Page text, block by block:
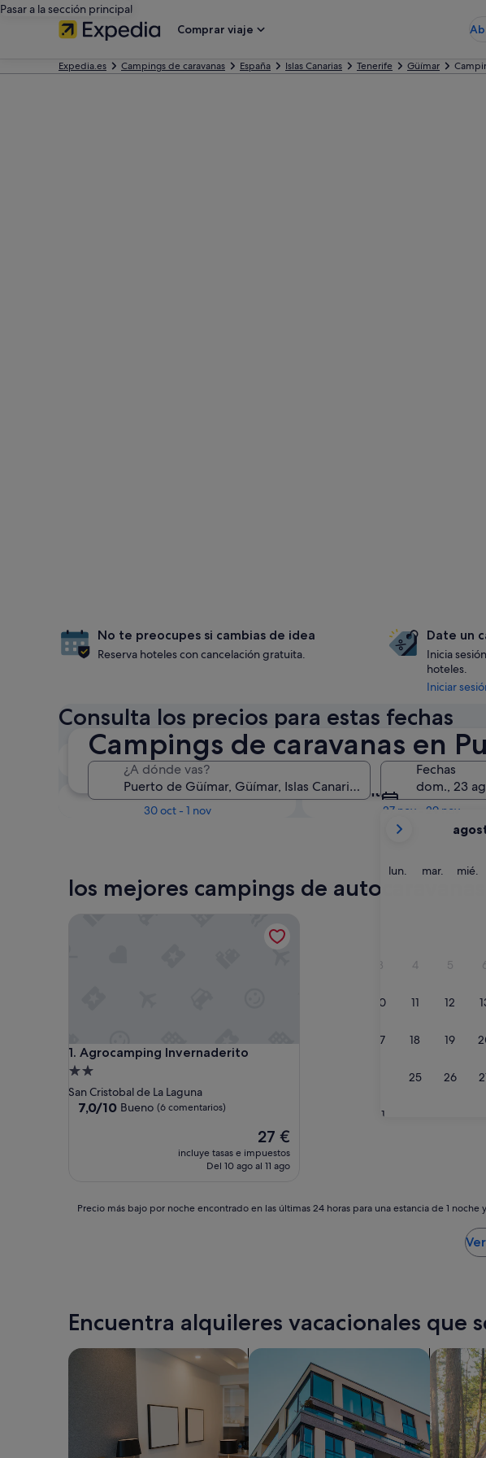
Pasar a la sección principal
Comprar viaje
Expedia.es Campings de caravanas España Islas Canarias Tenerife Güímar
Campings de caravanas en
¿A dónde vas?
Fechas
dom., 23
meses
son
August
de
lun. lunesmar. martes
mié.
3 4 5
10 11 12
17 18 19
25 26
31
No te preocupes si cambias de idea
Reserva hoteles con cancelación gratuita.
Date un
Inicia
hoteles.
Iniciar
Consulta los precios para estas fechas
En dos semanas
21 ago - 23 ago
En dos meses
2 oct - 4 oct
Dentro de tres meses
30 oct - 1 nov
Dentro de cuatro
27 nov - 29 nov
los mejores campings de
1. Agrocamping Invernaderito
Agrocamping Invernaderito
Alojamiento
de
2.0 estrellas
San Cristobal de La Laguna
7.0
7,0/10 Bueno (6 comentarios)
El
precio
actual
27 €
27 €
incluye tasas e impuestos
Del 10 ago al 11 ago
Precio
las
últimas
para
2 adultos.
Precio más bajo por noche encontrado en las últimas 24 horas para una estancia de 1
Encuentra alquileres vacacionales que
Buscar apartoteles Buscar apartamentos Buscar